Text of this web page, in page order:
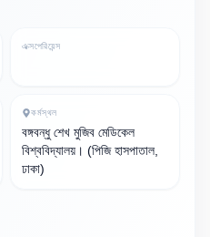
এক্সপেরিয়েন্স
কর্মস্থল
বঙ্গবন্ধু শেখ মুজিব মেডিকেল
বিশ্ববিদ্যালয়। (পিজি হাসপাতাল,
ঢাকা)